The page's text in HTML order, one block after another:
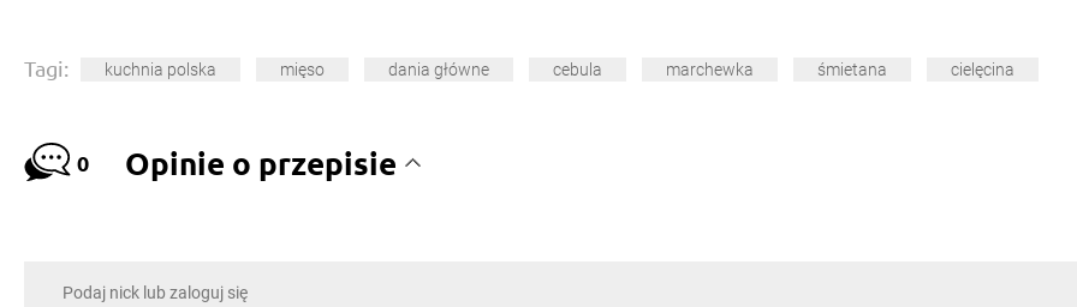
Tagi: kuchnia polska mięso dania główne cebula marchewka śmietana cielęcina
0 Opinie o przepisie